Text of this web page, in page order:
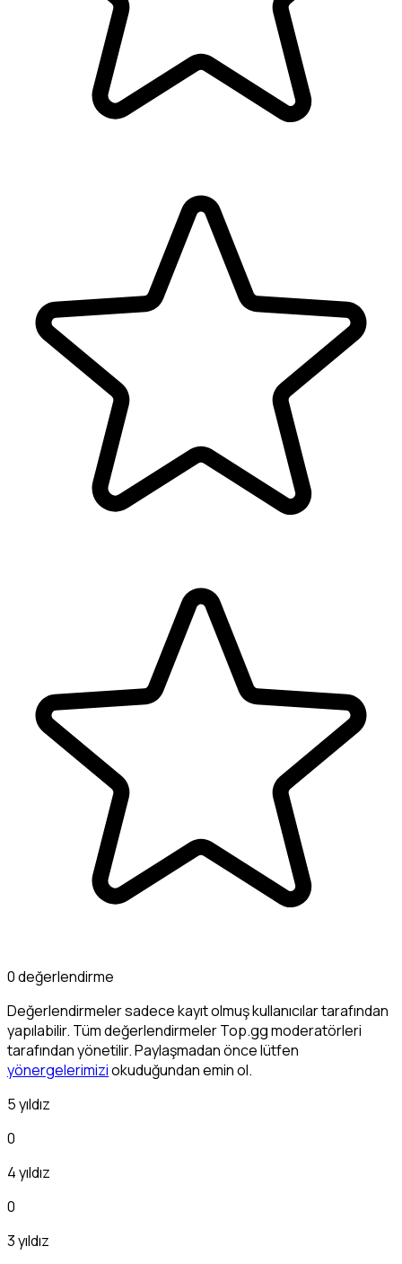
0 değerlendirme
Değerlendirmeler sadece kayıt olmuş kullanıcılar tarafından
yapılabilir. Tüm değerlendirmeler Top.gg moderatörleri
tarafından yönetilir. Paylaşmadan önce lütfen
yönergelerimiziokuduğundan emin ol.
5 yıldız
0
4 yıldız
0
3 yıldız